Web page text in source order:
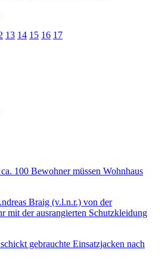
13 14 15 16 17
100 Bewohner müssen Wohnhaus
gebrauchte Einsatzjacken nach